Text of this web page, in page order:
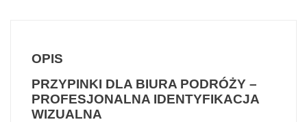
OPIS
PRZYPINKI DLA BIURA PODRÓŻY –
PROFESJONALNA IDENTYFIKACJA
WIZUALNA